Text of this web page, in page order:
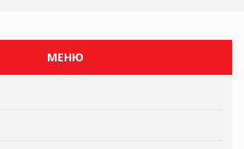
МЕНЮ